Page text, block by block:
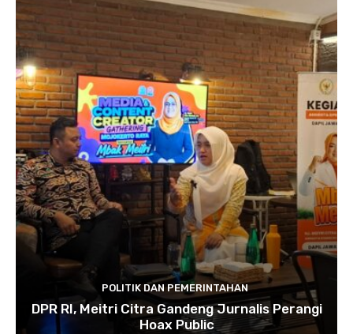
POLITIK DAN PEMERINTAHAN
DPR RI, Meitri Citra Gandeng Jurnalis Perangi
Hoax Public